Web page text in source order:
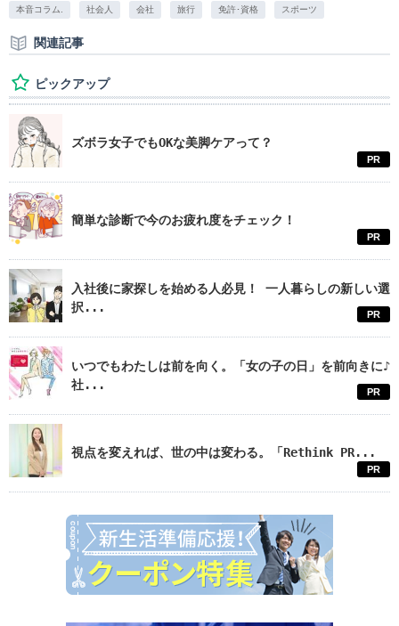
本音コラム. 社会人 会社 旅行 免許･資格 スポーツ
関連記事
ピックアップ
ズボラ女子でもOKな美脚ケアって？
PR
簡単な診断で今のお疲れ度をチェック！
PR
入社後に家探しを始める人必見！ 一人暮らしの新しい選
択...
PR
いつでもわたしは前を向く。「女の子の日」を前向きに♪
社...
PR
視点を変えれば、世の中は変わる。「Rethink PR...
PR